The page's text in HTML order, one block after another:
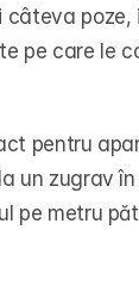
câteva poze,
pe care le
un zugrav
pe metru